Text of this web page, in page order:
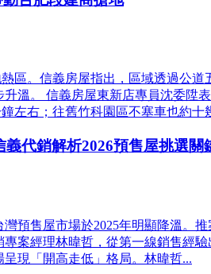
區。信義房屋指出，區域透過公
溫。 信義房屋東新店專員沈委陞
左右；往舊竹科園區不塞車也約十
代銷解析2026預售屋挑選關
預售屋市場於2025年明顯降溫。
案經理林暐哲，從第一線銷售經
現「開高走低」格局。林暐哲...